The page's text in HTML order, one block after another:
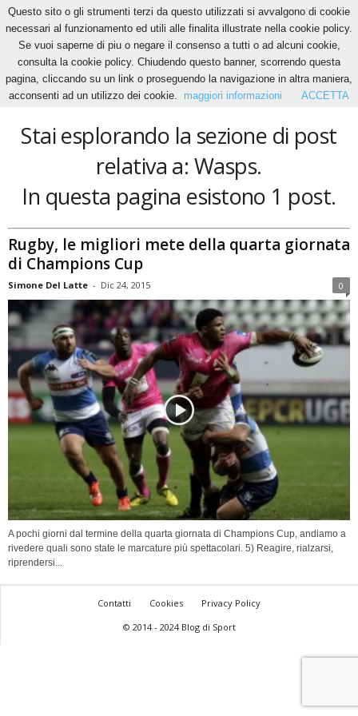
Home Tags Wasps
Wasps
Stai esplorando la sezione di post
relativa a: Wasps.
In questa pagina esistono 1 post.
Rugby, le migliori mete della quarta giornata
di Champions Cup
Simone Del Latte - Dic 24, 2015 0
A pochi giorni dal termine della quarta giornata di Champions Cup, andiamo a
rivedere quali sono state le marcature più spettacolari. 5) Reagire, rialzarsi,
riprendersi...
Contatti Cookies
Privacy Policy
© 2014 - 2024 Blog di Sport
Questo sito o gli strumenti terzi da questo utilizzati si avvalgono di cookie
necessari al funzionamento ed utili alle finalita illustrate nella cookie policy.
Se vuoi saperne di piu o negare il consenso a tutti o ad alcuni cookie,
consulta la cookie policy. Chiudendo questo banner, scorrendo questa
pagina, cliccando su un link o proseguendo la navigazione in altra maniera,
acconsenti ad un utilizzo dei cookie.
maggiori informazioni ACCETTA